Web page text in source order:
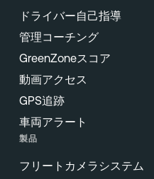
ドライバー自己指導
管理コーチング
GreenZoneスコア
動画アクセス
GPS追跡
車両アラート
製品
フリートカメラシステム